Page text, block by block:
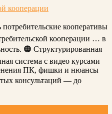
кооперации
кооперативы
кооперации … в
🟠 Структурированная
система с видео курсами
ПК, фишки и нюансы
консультаций — до